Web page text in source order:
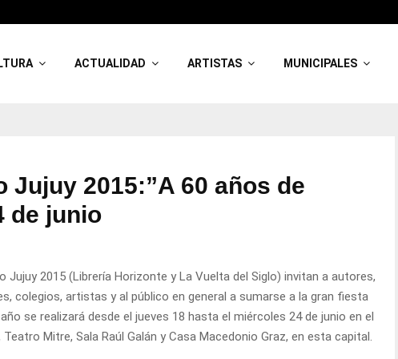
ACTUALIDAD ARTISTAS MUNICIPALES
Jujuy 2015:”A 60 años de
de junio
Jujuy 2015 (Librería Horizonte y La Vuelta del Siglo) invitan a autores,
colegios, artistas y al público en general a sumarse a la gran fiesta
se realizará desde el jueves 18 hasta el miércoles 24 de junio en el
Mitre, Sala Raúl Galán y Casa Macedonio Graz, en esta capital.